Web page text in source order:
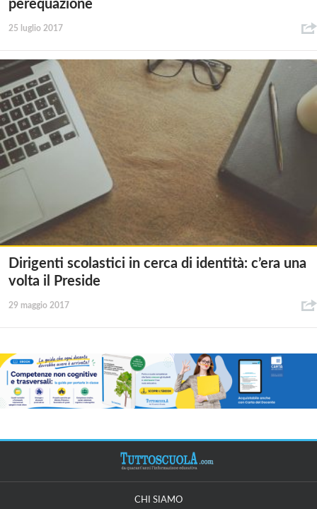
perequazione
25 luglio 2017
Dirigenti scolastici in cerca di identità: c’era una
volta il Preside
29 maggio 2017
CHI SIAMO